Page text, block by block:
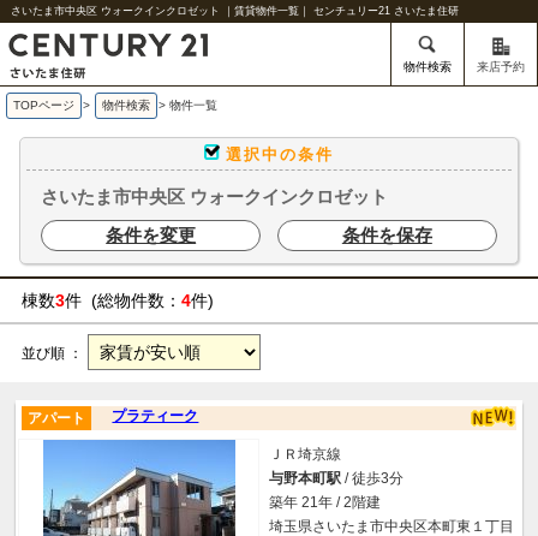
さいたま市中央区 ウォークインクロゼット ｜賃貸物件一覧｜ センチュリー21 さいたま住研
物件検索 来店予約
TOPページ > 物件検索 > 物件一覧
選択中の条件
さいたま市中央区 ウォークインクロゼット
条件を変更
条件を保存
棟数3件 (総物件数： 4件)
並び順 ：
プラティーク
アパート
ＪＲ埼京線
与野本町駅 / 徒歩3分
築年 21年 / 2階建
埼玉県さいたま市中央区本町東１丁目